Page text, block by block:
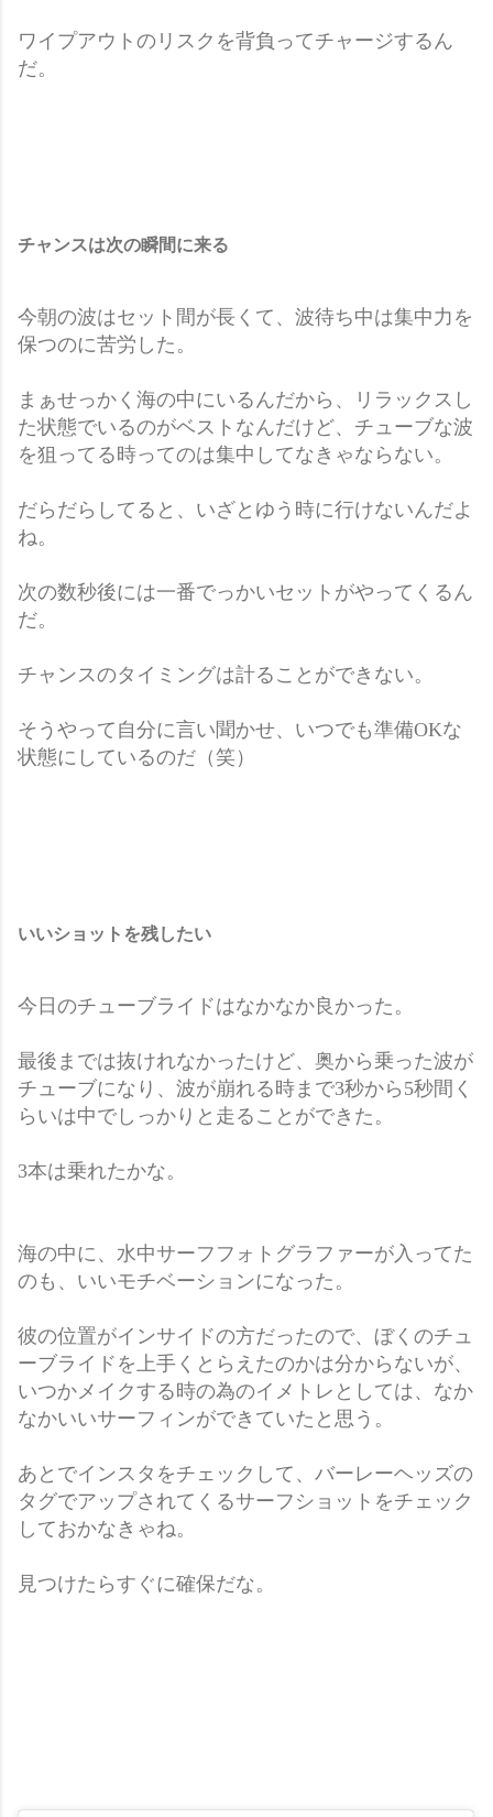
ワイプアウトのリスクを背負ってチャージするん
だ。
チャンスは次の瞬間に来る
今朝の波はセット間が長くて、波待ち中は集中力を
保つのに苦労した。
まぁせっかく海の中にいるんだから、リラックスし
た状態でいるのがベストなんだけど、チューブな波
を狙ってる時ってのは集中してなきゃならない。
だらだらしてると、いざとゆう時に行けないんだよ
ね。
次の数秒後には一番でっかいセットがやってくるん
だ。
チャンスのタイミングは計ることができない。
そうやって自分に言い聞かせ、いつでも準備OKな
状態にしているのだ（笑）
いいショットを残したい
今日のチューブライドはなかなか良かった。
最後までは抜けれなかったけど、奥から乗った波が
チューブになり、波が崩れる時まで3秒から5秒間く
らいは中でしっかりと走ることができた。
3本は乗れたかな。
海の中に、水中サーフフォトグラファーが入ってた
のも、いいモチベーションになった。
彼の位置がインサイドの方だったので、ぼくのチュ
ーブライドを上手くとらえたのかは分からないが、
いつかメイクする時の為のイメトレとしては、なか
なかいいサーフィンができていたと思う。
あとでインスタをチェックして、バーレーヘッズの
タグでアップされてくるサーフショットをチェック
しておかなきゃね。
見つけたらすぐに確保だな。